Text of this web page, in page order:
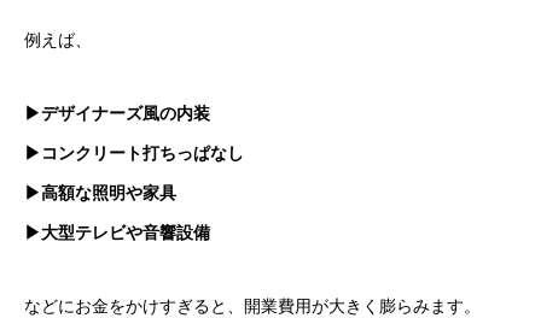
例えば、
▶デザイナーズ風の内装
▶コンクリート打ちっぱなし
▶高額な照明や家具
▶大型テレビや音響設備
などにお金をかけすぎると、開業費用が大きく膨らみます。